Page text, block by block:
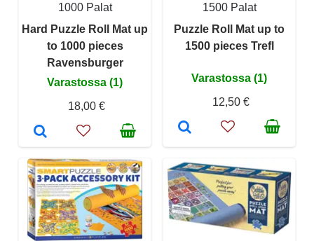
1000 Palat
Hard Puzzle Roll Mat up
to 1000 pieces
Ravensburger
Varastossa (1)
18,00 €
1500 Palat
Puzzle Roll Mat up to
1500 pieces Trefl
Varastossa (1)
12,50 €